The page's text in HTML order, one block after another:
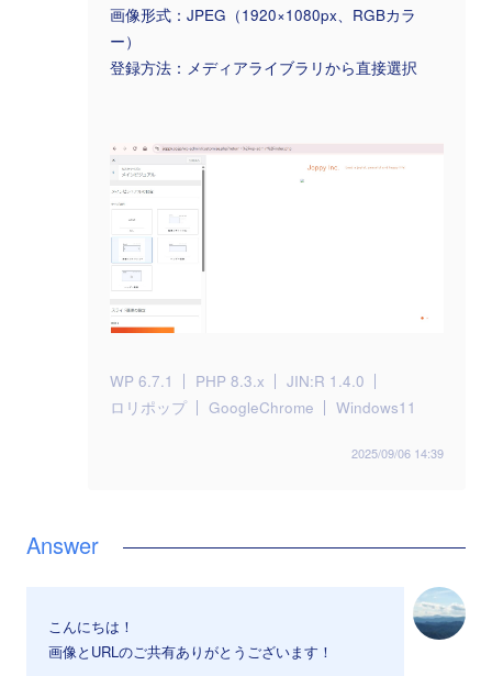
画像形式：JPEG（1920×1080px、RGBカラ
ー）
登録方法：メディアライブラリから直接選択
WP 6.7.1 PHP 8.3.x
JIN:R 1.4.0
ロリポップ
GoogleChrome Windows11
2025/09/06 14:39
こんにちは！
画像とURLのご共有ありがとうございます！